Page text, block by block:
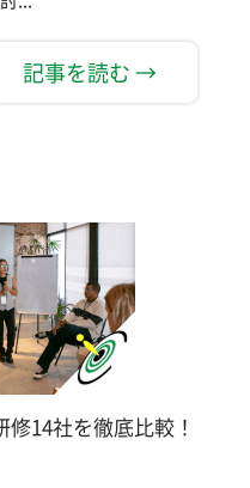
記事を読む →
14社を徹底比較！